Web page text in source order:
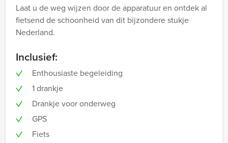
Laat u de weg wijzen door de apparatuur en ontdek al
fietsend de schoonheid van dit bijzondere stukje
Nederland.
Inclusief:
Enthousiaste begeleiding
1 drankje
Drankje voor onderweg
GPS
Fiets